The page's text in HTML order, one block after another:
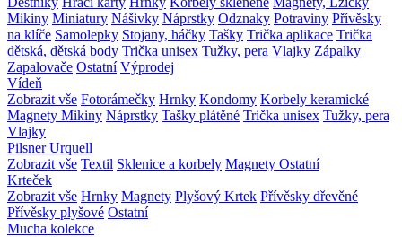
Mikiny Miniatury Nášivky Náprstky Odznaky Potraviny Přívěsky
na klíče Samolepky Stojany, háčky Tašky Trička aplikace Trička
dětská, dětská body Trička unisex Tužky, pera Vlajky Zápalky
Zapalovače Ostatní Výprodej
Vídeň
Zobrazit vše Fotorámečky Hrnky Kondomy Korbely keramické
Magnety Mikiny Náprstky Tašky plátěné Trička unisex Tužky, pera
Vlajky
Pilsner Urquell
Zobrazit vše Textil Sklenice a korbely Magnety Ostatní
Krteček
Zobrazit vše Hrnky Magnety Plyšový Krtek Přívěsky dřevěné
Přívěsky plyšové Ostatní
Mucha kolekce